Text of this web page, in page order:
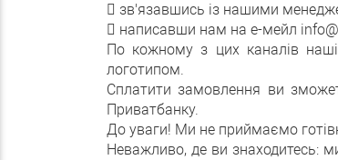
 зв'язавшись із нашими
 написавши нам на е-мейл
По кожному з цих каналів
логотипом.
Сплатити замовлення ви
Приватбанку.
До уваги! Ми не приймаємо
Неважливо, де ви знаходитесь: